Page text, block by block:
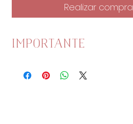
Realizar compra
IMPORTANTE
1 Unidad son 25 cm x 150 cm.